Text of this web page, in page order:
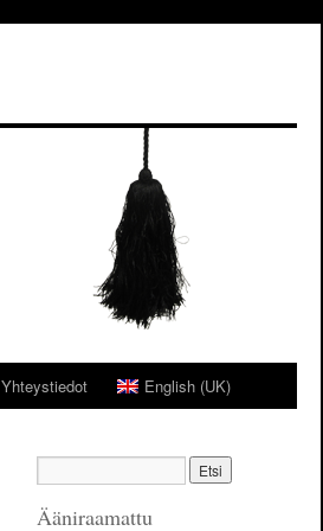
Yhteystiedot English (UK)
Ääniraamattu